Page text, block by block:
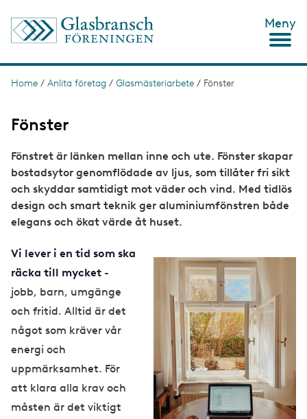
Meny
B
e
a
d
c
r
u
m
b
Home / Anlita företag / Glasmästeriarbete / Fönster
Fönster
Fönstret är länken mellan inne och ute. Fönster skapar
bostadsytor genomflödade av ljus, som tillåter fri sikt
och skyddar samtidigt mot väder och vind. Med tidlös
design och smart teknik ger aluminiumfönstren både
elegans och ökat värde åt huset.
Vi lever i en tid som ska
räcka till mycket -
jobb, barn, umgänge
och fritid. Alltid är det
något som kräver vår
energi och
uppmärksamhet. För
att klara alla krav och
måsten är det viktigt